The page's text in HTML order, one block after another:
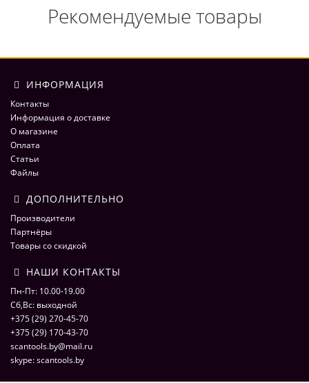
Рекомендуемые товары
ИНФОРМАЦИЯ
Контакты
Информация о доставке
О магазине
Оплата
Статьи
Файлы
ДОПОЛНИТЕЛЬНО
Производители
Партнёры
Товары со скидкой
НАШИ КОНТАКТЫ
Пн-Пт: 10.00-19.00
Сб,Вс: выходной
+375 (29) 270-45-70
+375 (29) 170-43-70
scantools.by@mail.ru
skype: scantools.by